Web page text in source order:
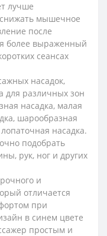
лучше
мышечное
после
более выраженный
сеансах
насадок,
для различных зон
насадка, малая
шарообразная
насадка.
подобрать
рук, ног и других
и
отличается
при
в синем цвете
простым и